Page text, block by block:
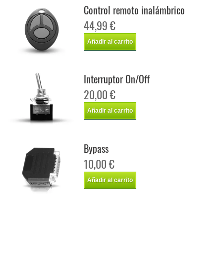
Control remoto inalámbrico
44,99 €
Añadir al carrito
Interruptor On/Off
20,00 €
Añadir al carrito
Bypass
10,00 €
Añadir al carrito